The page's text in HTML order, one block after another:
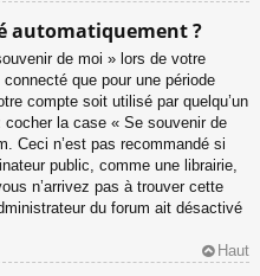
automatiquement ?
de moi » lors de votre
que pour une période
compte soit utilisé par quelqu’un
cocher la case « Se souvenir de
Ceci n’est pas recommandé si
public, comme une librairie,
n’arrivez pas à trouver cette
du forum ait désactivé
Haut